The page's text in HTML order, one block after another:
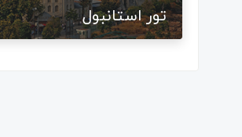
تور استانبول